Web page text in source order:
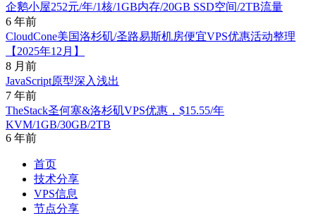
企鹅小屋252元/年/1核/1GB内存/20GB SSD空间/2TB流量
6 年前
CloudCone美国洛杉矶/圣路易斯机房便宜VPS优惠活动整理
【2025年12月】
8 月前
JavaScript原型深入浅出
7 年前
TheStack圣何塞&洛杉矶VPS优惠，$15.55/年
KVM/1GB/30GB/2TB
6 年前
首页
技术分享
VPS信息
节点分享